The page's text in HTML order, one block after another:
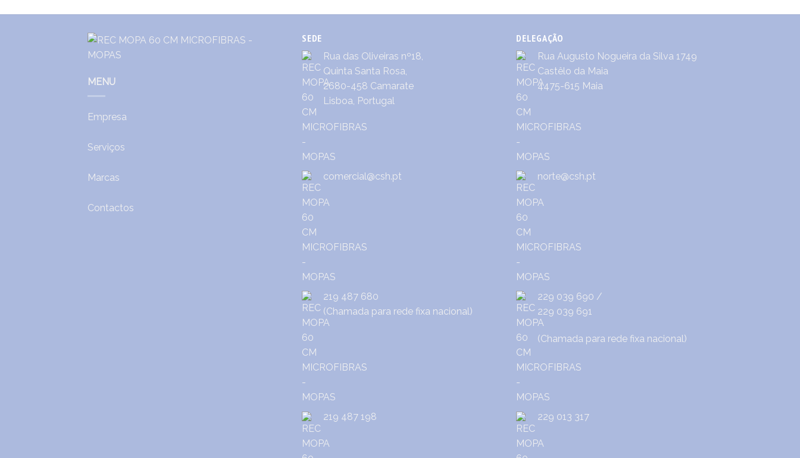
MENU
Empresa
Serviços
Marcas
Contactos
SEDE
Rua das Oliveiras nº18,
Quinta Santa Rosa,
2680-458 Camarate
Lisboa, Portugal
comercial@csh.pt
219 487 680
(Chamada para rede fixa nacional)
219 487 198
DELEGAÇÃO
Rua Augusto Nogueira da Silva 1749
Castêlo da Maia
4475-615 Maia
norte@csh.pt
229 039 690 /
229 039 691
(Chamada para rede fixa nacional)
229 013 317